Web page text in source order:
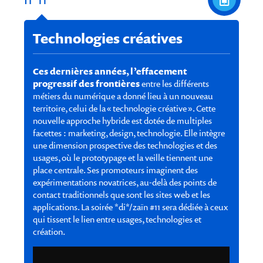
Technologies créatives
Ces dernières années, l’effacement
progressif des frontièresentre les différents
métiers du numérique a donné lieu à un nouveau
territoire, celui de la « technologie créative ». Cette
nouvelle approche hybride est dotée de multiples
facettes : marketing, design, technologie. Elle intègre
une dimension prospective des technologies et des
usages, où le prototypage et la veille tiennent une
place centrale. Ses promoteurs imaginent des
expérimentations novatrices, au-delà des points de
contact traditionnels que sont les sites web et les
applications. La soirée *di*/zaïn #11 sera dédiée à ceux
qui tissent le lien entre usages, technologies et
création.